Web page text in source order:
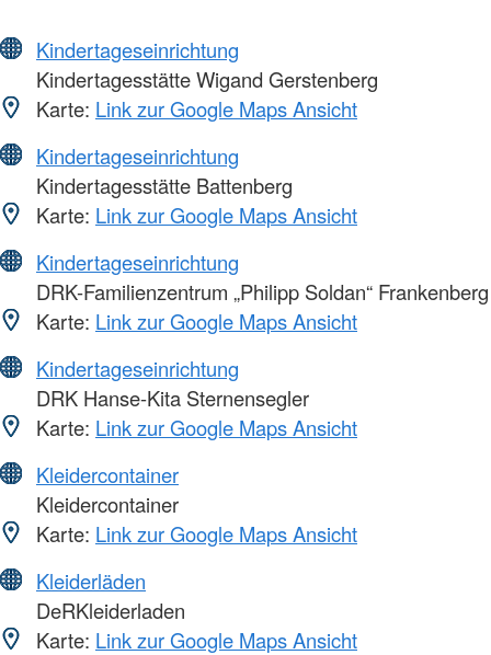
Kindertageseinrichtung
Kindertagesstätte Wigand Gerstenberg
Karte: Link zur Google Maps Ansicht
Kindertageseinrichtung
Kindertagesstätte Battenberg
Karte: Link zur Google Maps Ansicht
Kindertageseinrichtung
DRK-Familienzentrum „Philipp Soldan“ Frankenberg
Karte: Link zur Google Maps Ansicht
Kindertageseinrichtung
DRK Hanse-Kita Sternensegler
Karte: Link zur Google Maps Ansicht
Kleidercontainer
Kleidercontainer
Karte: Link zur Google Maps Ansicht
Kleiderläden
DeRKleiderladen
Karte: Link zur Google Maps Ansicht